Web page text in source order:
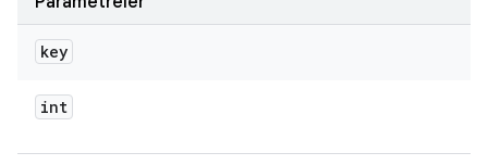
key
int